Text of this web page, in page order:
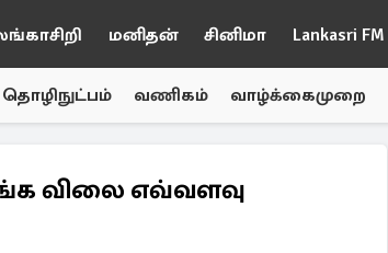
மனிதன் சினிமா Lankasri FM
தொழிநுட்பம் வணிகம் வாழ்க்கைமுறை
விலை எவ்வளவு